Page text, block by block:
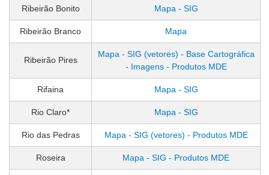
Ribeirão Bonito Mapa - SIG
Ribeirão Branco Mapa
Ribeirão Pires
Mapa - SIG (vetores) - Base Cartográfica
- Imagens - Produtos MDE
Rifaina Mapa - SIG
Rio Claro* Mapa - SIG
Rio das Pedras Mapa - SIG (vetores) - Produtos MDE
Roseira Mapa - SIG - Produtos MDE